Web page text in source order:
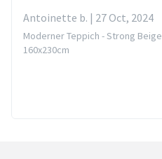
Antoinette b. | 27 Oct, 2024
Moderner Teppich - Strong Beige
160x230cm